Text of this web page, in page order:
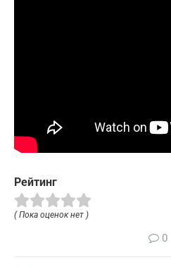
Рейтинг
( Пока оценок нет )
0